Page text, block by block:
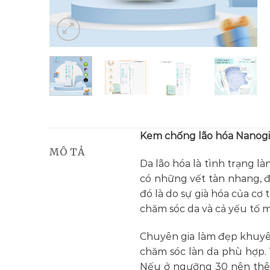
MÔ TẢ
Kem chống lão hóa
Da lão hóa là tình trạng
có những vết tàn nhang,
đó là do sự già hóa của
chăm sóc da và cả yếu tố
Chuyên gia làm đẹp
chăm sóc làn da phù
Nếu ở ngưỡng 30 nên